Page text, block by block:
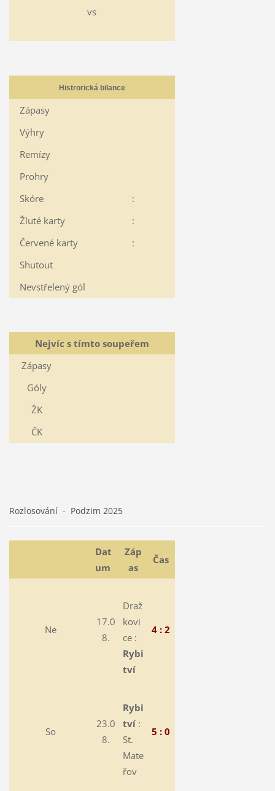
vs
Histrorická bilance
Zápasy
Výhry
Remízy
Prohry
Skóre
:
Žluté karty
:
Červené karty
:
Shutout
Nevstřelený gól
Nejvíc s tímto soupeřem
Zápasy
Góly
ŽK
ČK
Rozlosování - Podzim 2025
Dat
um
Záp
as
Čas
Ne
17.0
8.
Draž
kovi
ce :
Rybi
tví
4 : 2
So
23.0
8.
Rybi
tví:
St.
Mate
řov
5 : 0